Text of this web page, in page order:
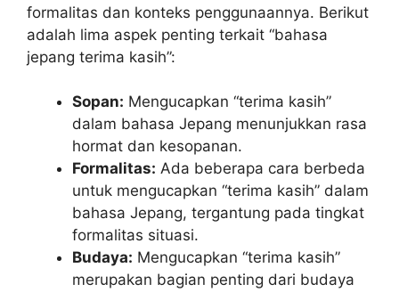
formalitas dan konteks penggunaannya. Berikut
adalah lima aspek penting terkait “bahasa
jepang terima kasih”:
Sopan: Mengucapkan “terima kasih”
dalam bahasa Jepang menunjukkan rasa
hormat dan kesopanan.
Formalitas: Ada beberapa cara berbeda
untuk mengucapkan “terima kasih” dalam
bahasa Jepang, tergantung pada tingkat
formalitas situasi.
Budaya: Mengucapkan “terima kasih”
merupakan bagian penting dari budaya